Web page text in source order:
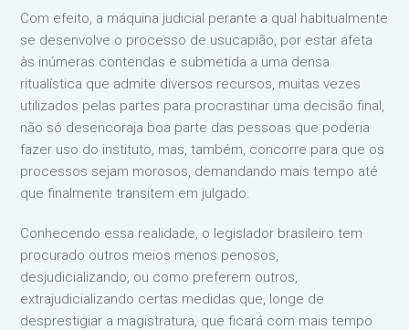
Com efeito, a máquina judicial perante a qual habitualmente
se desenvolve o processo de usucapião, por estar afeta
às inúmeras contendas e submetida a uma densa
ritualística que admite diversos recursos, muitas vezes
utilizados pelas partes para procrastinar uma decisão final,
não só desencoraja boa parte das pessoas que poderia
fazer uso do instituto, mas, também, concorre para que os
processos sejam morosos, demandando mais tempo até
que finalmente transitem em julgado.
Conhecendo essa realidade, o legislador brasileiro tem
procurado outros meios menos penosos,
desjudicializando, ou como preferem outros,
extrajudicializando certas medidas que, longe de
desprestigiar a magistratura, que ficará com mais tempo